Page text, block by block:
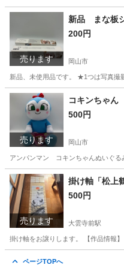
岡山 岡山市 西大寺町・岡
石鹸
売ります
新品 まな板
200円
岡山市
新品、未使用品です。 ★1つは写真撮
岡山 岡山市 調理器具
売ります
コキンちゃ
500円
岡山市
アンパンマン コキンちゃんぬいぐる
岡山 岡山市 おもちゃ
売ります
掛け軸「松上
500円
大雲寺前駅
掛け軸をお譲りします。 【作品情報
ページTOPへ